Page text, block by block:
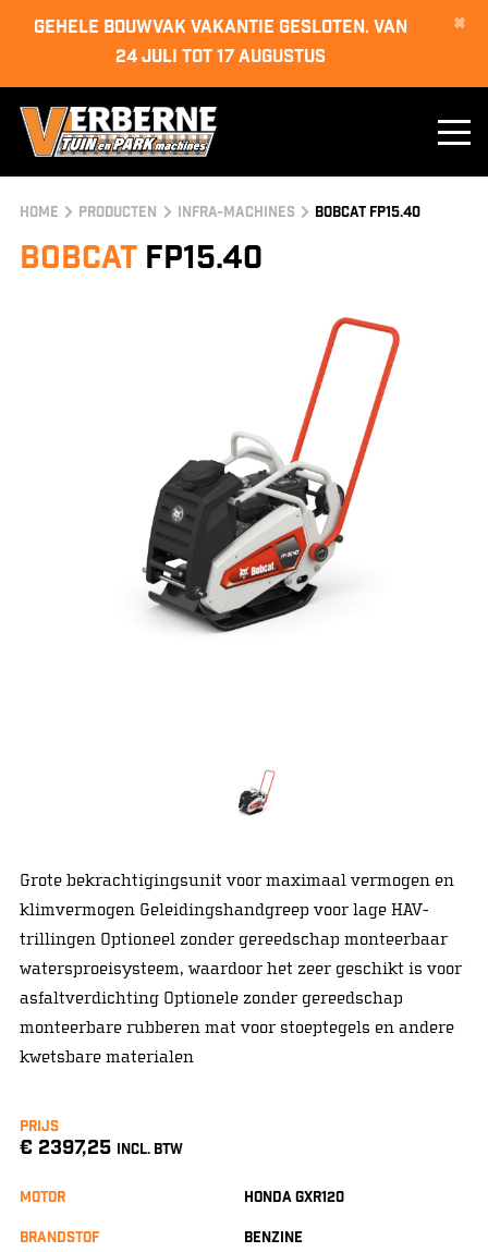
×
GEHELE BOUWVAK VAKANTIE GESLOTEN. van
24 juli tot 17 augustus
Home Producten infra-machines Bobcat FP15.40
BobcatFP15.40
Grote bekrachtigingsunit voor maximaal vermogen en
klimvermogen Geleidingshandgreep voor lage HAV-
trillingen Optioneel zonder gereedschap monteerbaar
watersproeisysteem, waardoor het zeer geschikt is voor
asfaltverdichting Optionele zonder gereedschap
monteerbare rubberen mat voor stoeptegels en andere
kwetsbare materialen
Prijs
€ 2397,25 INCL. BTW
Motor
Honda GXR120
Brandstof
Benzine